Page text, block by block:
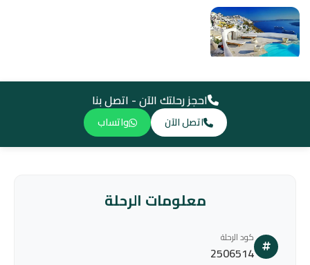
احجز رحلتك الآن - اتصل بنا
اتصل الآن واتساب
معلومات الرحلة
كود الرحلة
2506514